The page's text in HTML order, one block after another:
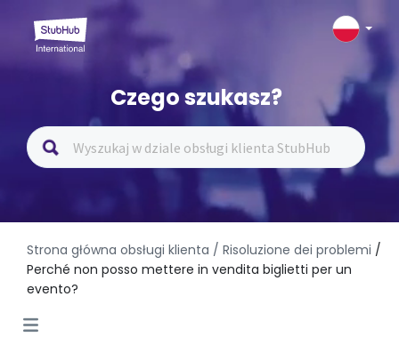
Czego szukasz?
Strona główna obsługi klienta / Risoluzione dei problemi /
Perché non posso mettere in vendita biglietti per un
evento?